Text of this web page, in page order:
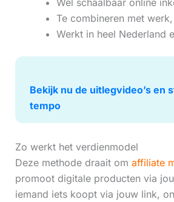
Wél schaalbaar online
Te combineren met
Werkt in heel Nederland
Bekijk nu de uitlegvideo’s en
tempo
Zo werkt het verdienmodel
Deze methode draait om affiliate
promoot digitale producten via
iemand iets koopt via jouw link,